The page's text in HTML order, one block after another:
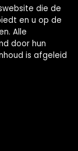
die de
en u op de
Alle
door hun
is afgeleid